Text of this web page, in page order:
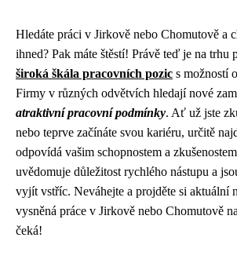
Hledáte práci v Jirkově nebo Chomutově a
ihned? Pak máte štěstí! Právě teď je na trhu
široká škála pracovních pozic s možností
Firmy v různých odvětvích hledají nové
atraktivní pracovní podmínky. Ať už jste
nebo teprve začínáte svou kariéru, určitě
odpovídá vašim schopnostem a
uvědomuje důležitost rychlého nástupu a
vyjít vstříc. Neváhejte a projděte si aktuální
vysněná práce v Jirkově nebo Chomutově
čeká!